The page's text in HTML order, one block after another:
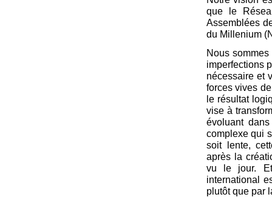
que le
Assemblées
du Millenium
Nous
imperfections
nécessaire et
forces vives
le résultat
vise à
évoluant
complexe qui
soit lente,
après la
vu le jour. Et
international
plutôt que par